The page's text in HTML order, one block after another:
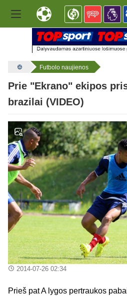
Futbolo naujienos
Prie "Ekrano" ekipos
brazilai (VIDEO)
2014-07-26 02:34
Prieš pat A lygos pertraukos